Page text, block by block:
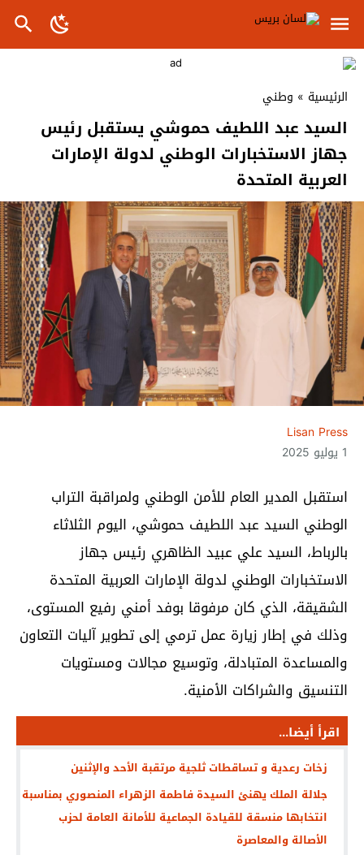
الرئيسية » وطني
السيد عبد اللطيف حموشي يستقبل رئيس
جهاز الاستخبارات الوطني لدولة الإمارات
العربية المتحدة
Lisan Press
1 يوليو 2025
استقبل المدير العام للأمن الوطني ولمراقبة التراب
الوطني السيد عبد اللطيف حموشي، اليوم الثلاثاء
بالرباط، السيد علي عبيد الظاهري رئيس جهاز
الاستخبارات الوطني لدولة الإمارات العربية المتحدة
الشقيقة، الذي كان مرفوقا بوفد أمني رفيع المستوى،
وذلك في إطار زيارة عمل ترمي إلى تطوير آليات التعاون
والمساعدة المتبادلة، وتوسيع مجالات ومستويات
التنسيق والشراكات الأمنية.
اقرأ أيضا...
زخات رعدية و تساقطات ثلجية مرتقبة الأحد والإثنين
جلالة الملك يهنئ السيدة فاطمة الزهراء المنصوري بمناسبة
انتخابها منسقة للقيادة الجماعية للأمانة العامة لحزب
الأصالة والمعاصرة